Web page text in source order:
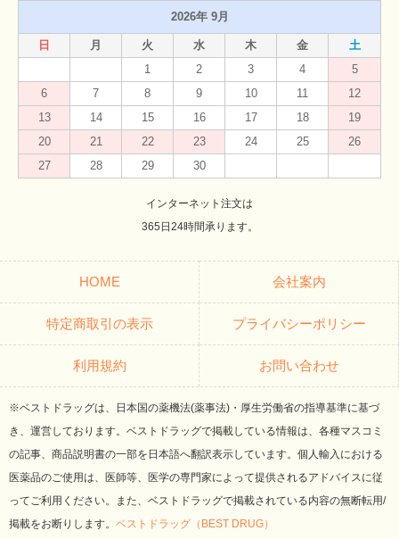
2026年 9月
日 月 火 水 木 金
土
1
2 3 4
5
6
7 8 9 10 11
12
13
14 15 16 17 18
19
20
21 22 23 24 25
26
27
28 29 30
インターネット注文は
365日24時間承ります。
HOME 会社案内
特定商取引の表示 プライバシーポリシー
利用規約 お問い合わせ
※ベストドラッグは、日本国の薬機法(薬事法)・厚生労働省の指導基準に基づ
き、運営しております。ベストドラッグで掲載している情報は、各種マスコミ
の記事、商品説明書の一部を日本語へ翻訳表示しています。個人輸入における
医薬品のご使用は、医師等、医学の専門家によって提供されるアドバイスに従
ってご利用ください。また、ベストドラッグで掲載されている内容の無断転用/
掲載をお断りします。 ベストドラッグ（BEST DRUG）